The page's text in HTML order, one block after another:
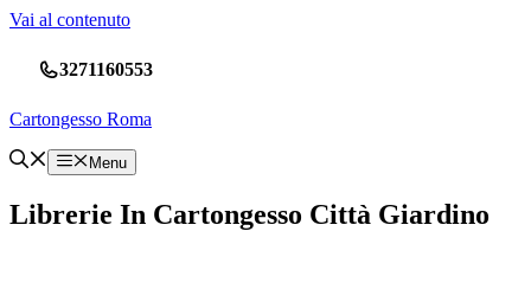
Vai al contenuto
3271160553
Cartongesso Roma
Menu
Librerie In Cartongesso Città Giardino